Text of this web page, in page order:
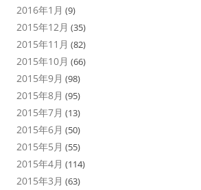
2016年1月 (9)
2015年12月 (35)
2015年11月 (82)
2015年10月 (66)
2015年9月 (98)
2015年8月 (95)
2015年7月 (13)
2015年6月 (50)
2015年5月 (55)
2015年4月 (114)
2015年3月 (63)